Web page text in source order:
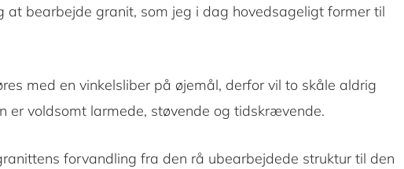
at bearbejde granit, som jeg i dag hovedsageligt former til
med en vinkelsliber på øjemål, derfor vil to skåle aldrig
er voldsomt larmede, støvende og tidskrævende.
forvandling fra den rå ubearbejdede struktur til den